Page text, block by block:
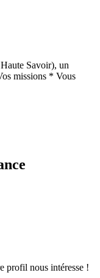
Savoir), un
missions * Vous
profil nous intéresse !